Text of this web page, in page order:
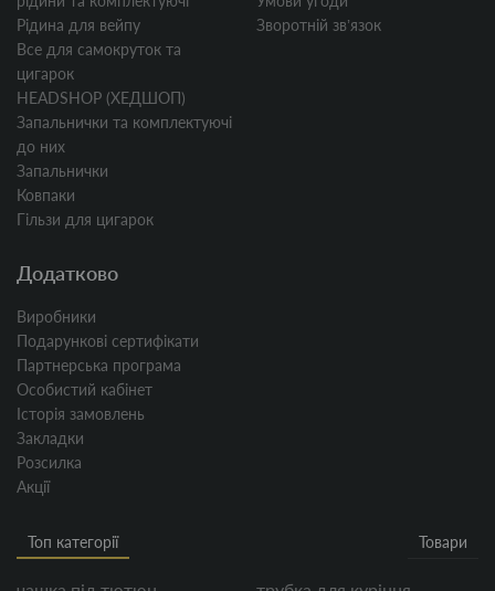
Рідина для вейпу
Все для самокруток та
цигарок
HEADSHOP (ХЕДШОП)
Запальнички та комплектуючі
до них
Запальнички
Ковпаки
Гільзи для цигарок
Зворотній звʼязок
Додатково
Виробники
Подарункові сертифікати
Партнерська програма
Особистий кабінет
Історія замовлень
Закладки
Розсилка
Акції
Топ категорії Товари